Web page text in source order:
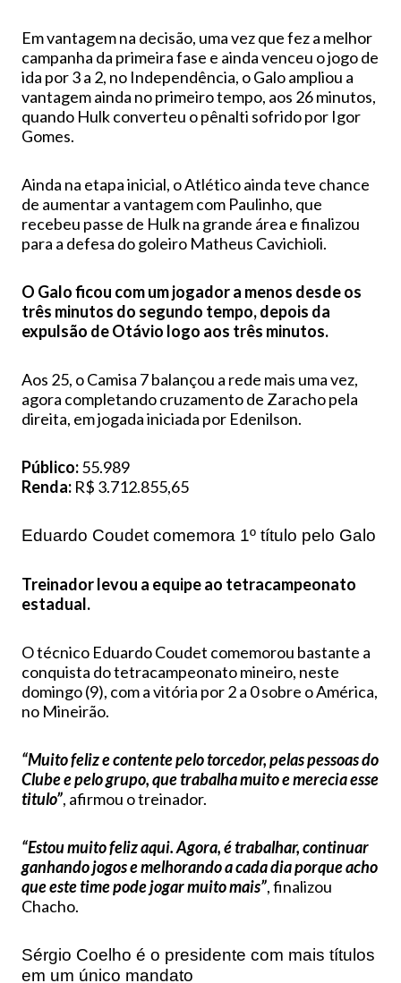
Em vantagem na decisão, uma vez que fez a melhor
campanha da primeira fase e ainda venceu o jogo de
ida por 3 a 2, no Independência, o Galo ampliou a
vantagem ainda no primeiro tempo, aos 26 minutos,
quando Hulk converteu o pênalti sofrido por Igor
Gomes.
Ainda na etapa inicial, o Atlético ainda teve chance
de aumentar a vantagem com Paulinho, que
recebeu passe de Hulk na grande área e finalizou
para a defesa do goleiro Matheus Cavichioli.
O Galo ficou com um jogador a menos desde os
três minutos do segundo tempo, depois da
expulsão de Otávio logo aos três minutos.
Aos 25, o Camisa 7 balançou a rede mais uma vez,
agora completando cruzamento de Zaracho pela
direita, em jogada iniciada por Edenilson.
Público:55.989
Renda: R$ 3.712.855,65
Eduardo Coudet comemora 1º título pelo Galo
Treinador levou a equipe ao tetracampeonato
estadual.
O técnico Eduardo Coudet comemorou bastante a
conquista do tetracampeonato mineiro, neste
domingo (9), com a vitória por 2 a 0 sobre o América,
no Mineirão.
“Muito feliz e contente pelo torcedor, pelas pessoas do
Clube e pelo grupo, que trabalha muito e merecia esse
titulo”, afirmou o treinador.
“Estou muito feliz aqui. Agora, é trabalhar, continuar
ganhando jogos e melhorando a cada dia porque acho
que este time pode jogar muito mais”, finalizou
Chacho.
Sérgio Coelho é o presidente com mais títulos
em um único mandato